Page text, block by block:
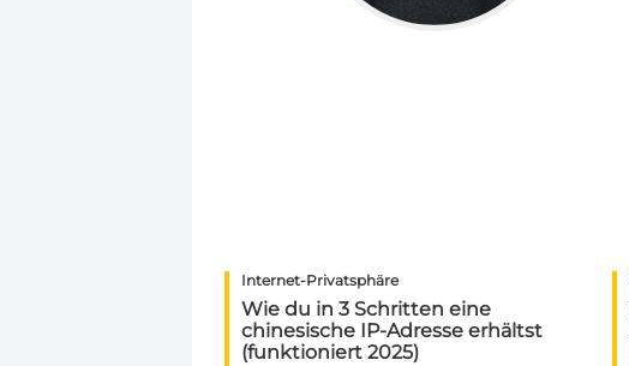
Internet-Privatsphäre
Wie du in 3 Schritten eine
chinesische IP-Adresse erhältst
(funktioniert 2025)